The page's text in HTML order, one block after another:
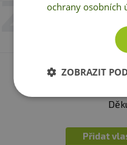
EPA (kys.
DHA (kys.
dekosahexaenová)
11. 2.
Máte s produktem
Přidat
ochrany osobních
ZOBRAZIT